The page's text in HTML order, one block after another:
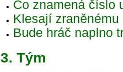
Co znamená číslo
Klesají
Bude hráč naplno
3. Tým